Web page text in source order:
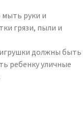
мыть руки и
грязи, пыли и
должны быть
ребенку уличные